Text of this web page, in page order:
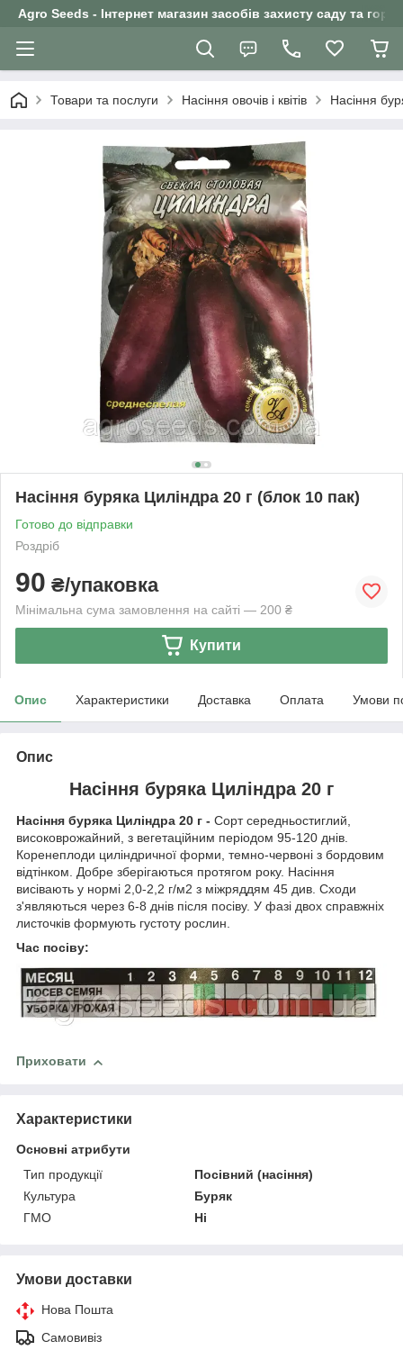
Agro Seeds - Інтернет магазин засобів захисту саду та
Товари та послуги Насіння овочів і квітів Насіння
Насіння буряка Циліндра 20 г (блок 10 пак)
Готово до відправки
Роздріб
90 ₴/упаковка
Мінімальна сума замовлення на сайті — 200 ₴
Купити
Опис Характеристики Доставка Оплата Умови
Опис
Насіння буряка Циліндра 20 г
Насіння буряка Циліндра 20 г - Сорт середньостиглий,
високоврожайний, з вегетаційним періодом 95-120 днів.
Коренеплоди циліндричної форми, темно-червоні з бордовим
відтінком. Добре зберігаються протягом року. Насіння
висівають у нормі 2,0-2,2 г/м2 з міжряддям 45 див. Сходи
з'являються через 6-8 днів після посіву. У фазі двох справжніх
листочків формують густоту рослин.
Час посіву:
Приховати
Характеристики
Основні атрибути
Тип продукції
Посівний (насіння)
Культура
Буряк
ГМО
Ні
Умови доставки
Нова Пошта
Самовивіз